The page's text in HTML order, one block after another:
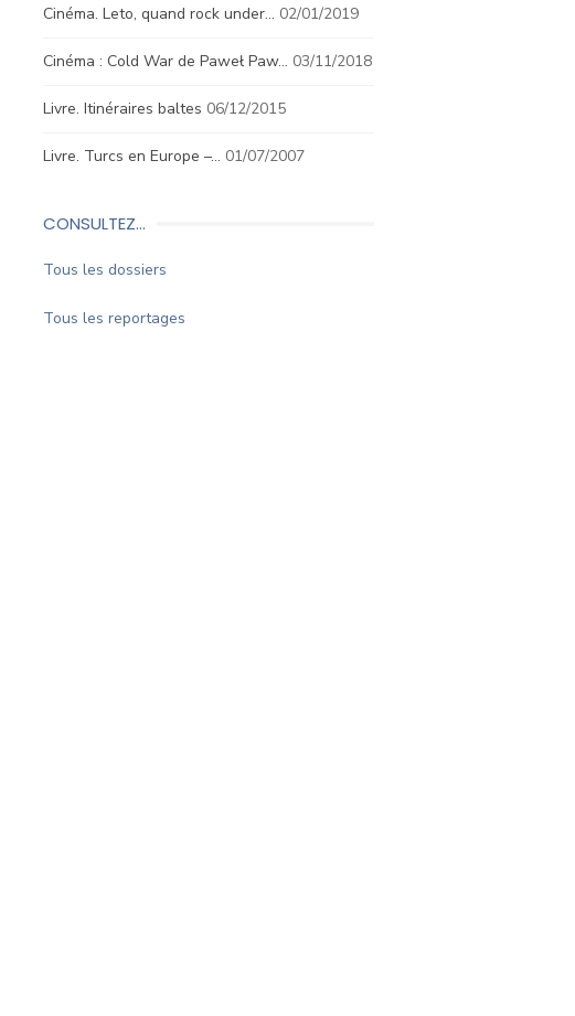
Cinéma. Leto, quand rock under… 02/01/2019
Cinéma : Cold War de Paweł Paw… 03/11/2018
Livre. Itinéraires baltes 06/12/2015
Livre. Turcs en Europe –… 01/07/2007
CONSULTEZ…
Tous les dossiers
Tous les reportages